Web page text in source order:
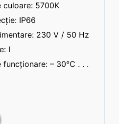
culoare: 5700K
IP66
230 V / 50 Hz
I
– 30°C . . .